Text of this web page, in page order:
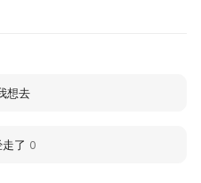
想去
了 0